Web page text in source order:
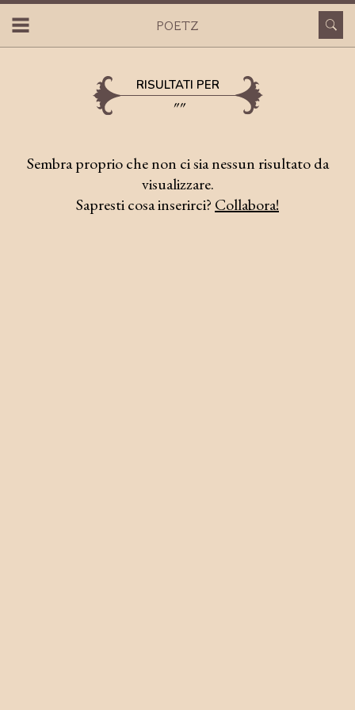
POETZ
SUPPORTACI
RISULTATI PER
""
Sembra proprio che non ci sia nessun risultato da
visualizzare.
Sapresti cosa inserirci? Collabora!